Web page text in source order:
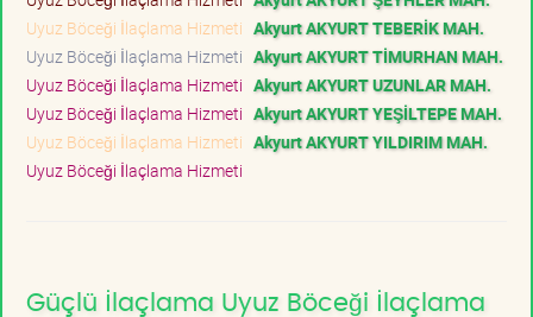
Uyuz Böceği İlaçlama Hizmeti Akyurt AKYURT TEBERİK MAH.
Uyuz Böceği İlaçlama Hizmeti Akyurt AKYURT TİMURHAN MAH.
Uyuz Böceği İlaçlama Hizmeti Akyurt AKYURT UZUNLAR MAH.
Uyuz Böceği İlaçlama Hizmeti Akyurt AKYURT YEŞİLTEPE MAH.
Uyuz Böceği İlaçlama Hizmeti Akyurt AKYURT YILDIRIM MAH.
Uyuz Böceği İlaçlama Hizmeti
Güçlü İlaçlama Uyuz Böceği İlaçlama